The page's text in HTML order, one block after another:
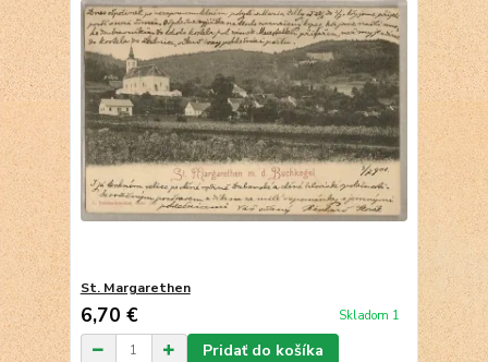
St. Margarethen
6,70 € Skladom 1
Pridať do košíka